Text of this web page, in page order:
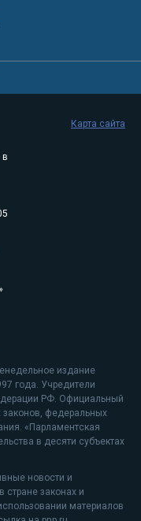
в
издание
года. Учредители
РФ. Официальный
законов, федеральных
«Парламентская
в десяти субъектах
новости и
законах и
материалов
Карта сайта